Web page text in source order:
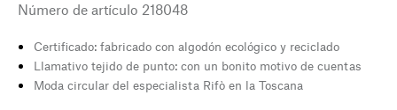
Número de artículo 218048
Certificado: fabricado con algodón ecológico y reciclado
Llamativo tejido de punto: con un bonito motivo de cuentas
Moda circular del especialista Rifò en la Toscana